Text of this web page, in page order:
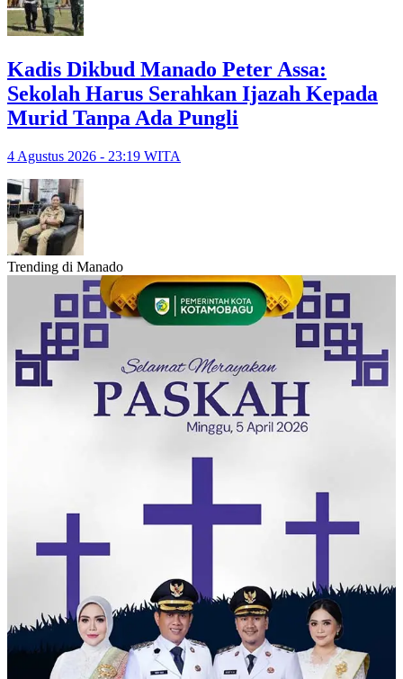
Kadis Dikbud Manado Peter Assa:
Sekolah Harus Serahkan Ijazah Kepada
Murid Tanpa Ada Pungli
4 Agustus 2026 - 23:19 WITA
Trending di Manado